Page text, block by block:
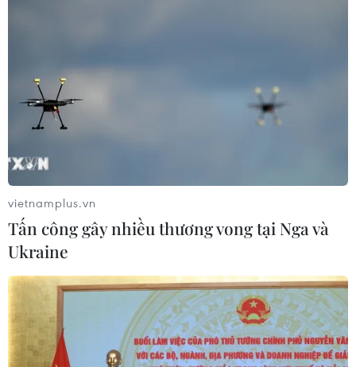
vietnamplus.vn
Tấn công gây nhiều thương vong tại Nga và
Ukraine